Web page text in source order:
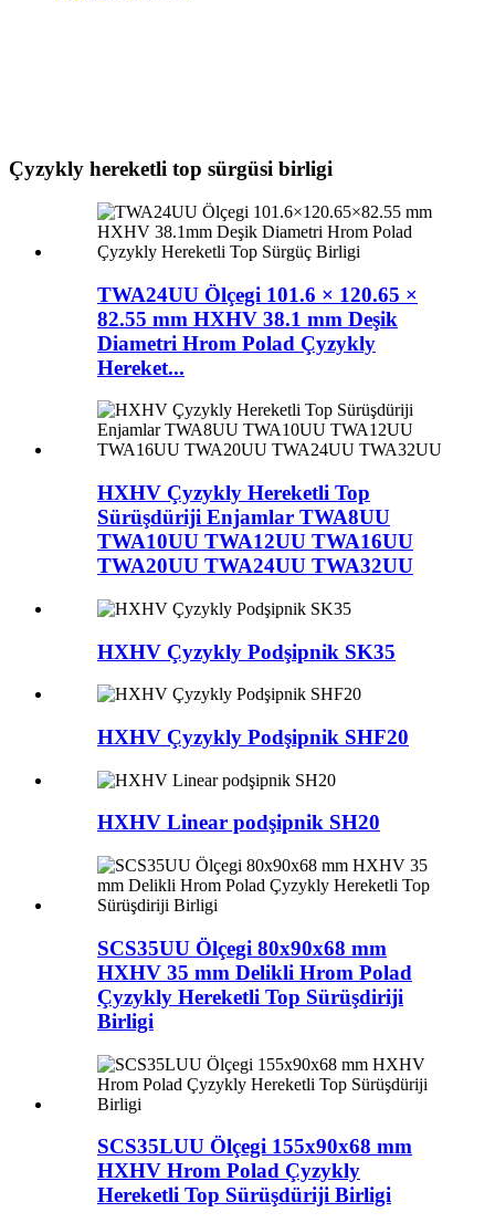
Çyzykly hereketli top sürgüsi birligi
TWA24UU Ölçegi 101.6 × 120.65 ×
82.55 mm HXHV 38.1 mm Deşik
Diametri Hrom Polad Çyzykly
Hereket...
HXHV Çyzykly Hereketli Top
Sürüşdüriji Enjamlar TWA8UU
TWA10UU TWA12UU TWA16UU
TWA20UU TWA24UU TWA32UU
HXHV Çyzykly Podşipnik SK35
HXHV Çyzykly Podşipnik SHF20
HXHV Linear podşipnik SH20
SCS35UU Ölçegi 80x90x68 mm
HXHV 35 mm Delikli Hrom Polad
Çyzykly Hereketli Top Sürüşdiriji
Birligi
SCS35LUU Ölçegi 155x90x68 mm
HXHV Hrom Polad Çyzykly
Hereketli Top Sürüşdüriji Birligi